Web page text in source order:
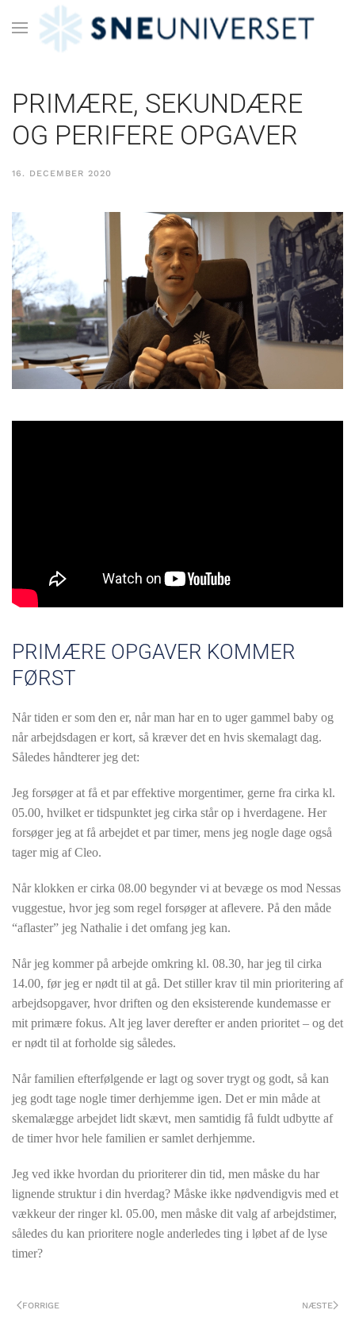
PRIMÆRE, SEKUNDÆRE
OG PERIFERE OPGAVER
16. DECEMBER 2020
PRIMÆRE OPGAVER KOMMER
FØRST
Når tiden er som den er, når man har en to uger gammel baby og
når arbejdsdagen er kort, så kræver det en hvis skemalagt dag.
Således håndterer jeg det:
Jeg forsøger at få et par effektive morgentimer, gerne fra cirka kl.
05.00, hvilket er tidspunktet jeg cirka står op i hverdagene. Her
forsøger jeg at få arbejdet et par timer, mens jeg nogle dage også
tager mig af Cleo.
Når klokken er cirka 08.00 begynder vi at bevæge os mod Nessas
vuggestue, hvor jeg som regel forsøger at aflevere. På den måde
“aflaster” jeg Nathalie i det omfang jeg kan.
Når jeg kommer på arbejde omkring kl. 08.30, har jeg til cirka
14.00, før jeg er nødt til at gå. Det stiller krav til min prioritering af
arbejdsopgaver, hvor driften og den eksisterende kundemasse er
mit primære fokus. Alt jeg laver derefter er anden prioritet – og det
er nødt til at forholde sig således.
Når familien efterfølgende er lagt og sover trygt og godt, så kan
jeg godt tage nogle timer derhjemme igen. Det er min måde at
skemalægge arbejdet lidt skævt, men samtidig få fuldt udbytte af
de timer hvor hele familien er samlet derhjemme.
Jeg ved ikke hvordan du prioriterer din tid, men måske du har
lignende struktur i din hverdag? Måske ikke nødvendigvis med et
vækkeur der ringer kl. 05.00, men måske dit valg af arbejdstimer,
således du kan prioritere nogle anderledes ting i løbet af de lyse
timer?
FORRIGE NÆSTE